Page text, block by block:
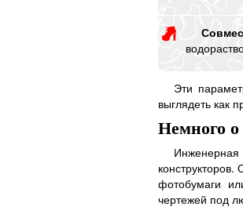
Эти
выглядеть как
Немного
Инженерная
фотобумаги
чертежей под